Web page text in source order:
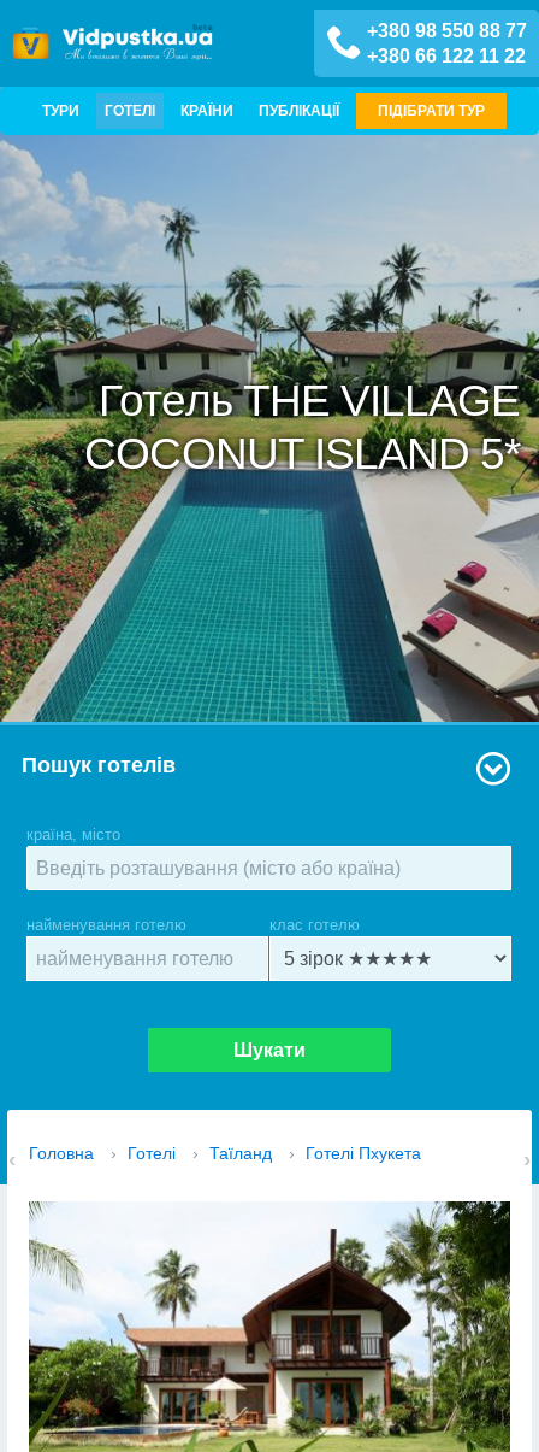
+380 98 550 88 77
+380 66 122 11 22
ТУРИ ГОТЕЛІ КРАЇНИ ПУБЛІКАЦІЇ ПІДІБРАТИ ТУР
Готель THE VILLAGE
COCONUT ISLAND 5*
Пошук готелів
країна, місто
найменування готелю клас готелю
Шукати
Головна › Готелі › Таїланд › Готелі Пхукета